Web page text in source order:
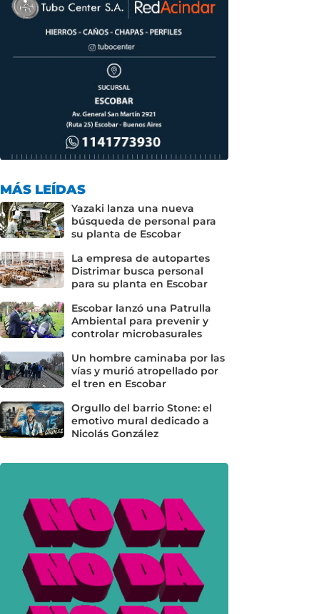
MÁS LEÍDAS
Yazaki lanza una nueva
búsqueda de personal para
su planta de Escobar
La empresa de autopartes
Distrimar busca personal
para su planta en Escobar
Escobar lanzó una Patrulla
Ambiental para prevenir y
controlar microbasurales
Un hombre caminaba por las
vías y murió atropellado por
el tren en Escobar
Orgullo del barrio Stone: el
emotivo mural dedicado a
Nicolás González